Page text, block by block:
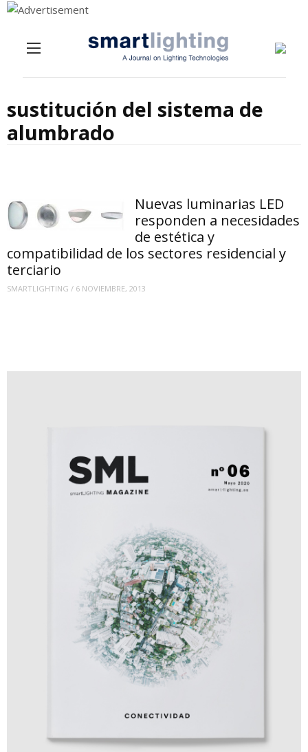
sustitución del sistema de
alumbrado
Nuevas luminarias LED
responden a necesidades
de estética y
compatibilidad de los sectores residencial y
terciario
SMARTLIGHTING / 6 NOVIEMBRE, 2013